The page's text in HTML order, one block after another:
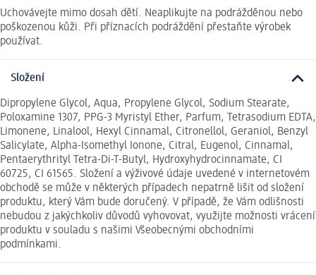
Uchovávejte mimo dosah dětí. Neaplikujte na podrážděnou nebo
poškozenou kůži. Při příznacích podráždění přestaňte výrobek
používat.
Složení
Dipropylene Glycol, Aqua, Propylene Glycol, Sodium Stearate,
Poloxamine 1307, PPG-3 Myristyl Ether, Parfum, Tetrasodium EDTA,
Limonene, Linalool, Hexyl Cinnamal, Citronellol, Geraniol, Benzyl
Salicylate, Alpha-Isomethyl Ionone, Citral, Eugenol, Cinnamal,
Pentaerythrityl Tetra-Di-T-Butyl, Hydroxyhydrocinnamate, CI
60725, CI 61565. Složení a výživové údaje uvedené v internetovém
obchodě se může v některých případech nepatrně lišit od složení
produktu, který Vám bude doručený. V případě, že Vám odlišnosti
nebudou z jakýchkoliv důvodů vyhovovat, využijte možnosti vrácení
produktu v souladu s našimi Všeobecnými obchodními
podmínkami.